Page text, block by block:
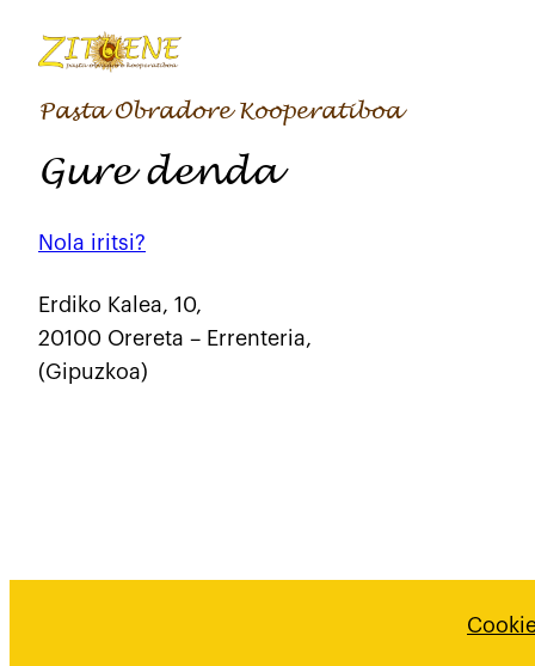
Pasta Obradore Kooperatiboa
Gure denda
Nola iritsi?
Erdiko Kalea, 10,
20100 Orereta – Errenteria,
(Gipuzkoa)